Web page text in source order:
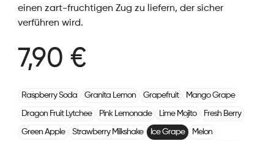
einen zart-fruchtigen Zug zu liefern, der sicher
verführen wird.
7,90 €
Raspberry Soda Granita Lemon Grapefruit Mango Grape
Dragon Fruit Lytchee Pink Lemonade Lime Mojito Fresh Berry
Green Apple Strawberry Milkshake Ice Grape Melon